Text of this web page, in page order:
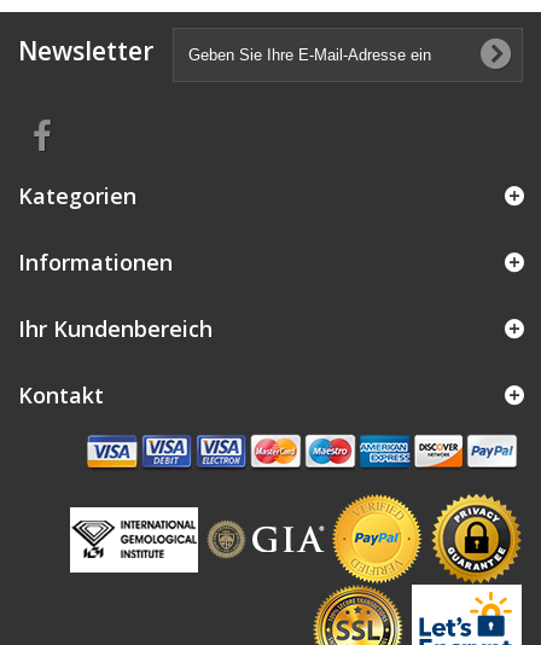
Newsletter
Kategorien
Informationen
Ihr Kundenbereich
Kontakt